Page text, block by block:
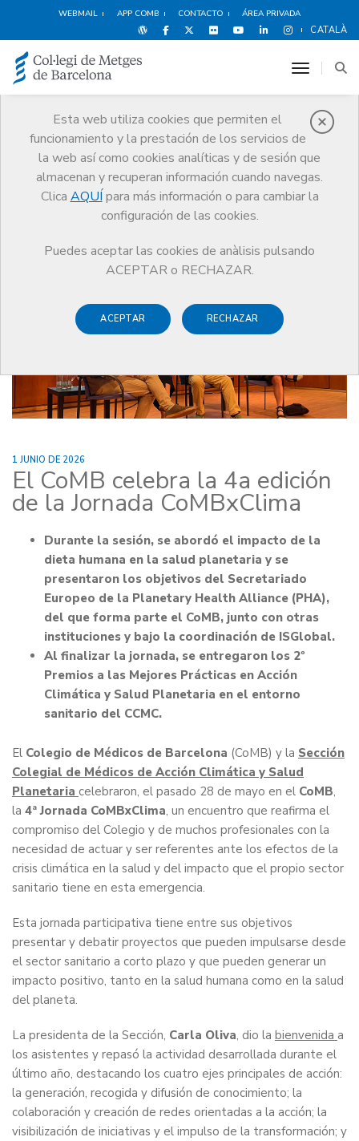
WEBMAIL APP COMB CONTACTO ÁREA PRIVADA
CATALÀ
Esta web utiliza cookies que permiten el
funcionamiento y la prestación de los servicios de
la web así como cookies analíticas y de sesión que
almacenan y recuperan información cuando navegas.
Clica AQUÍ para más información o para cambiar la
configuración de las cookies.
Puedes aceptar las cookies de anàlisis pulsando
ACEPTAR o RECHAZAR.
ACEPTAR RECHAZAR
toggle
Noticias
Comunicación
Noticias
El CoMB celebra la 4a edición de la Jornada CoMBxClima
1 JUNIO DE 2026
El CoMB celebra la 4a edición
de la Jornada CoMBxClima
Durante la sesión, se abordó el impacto de la
dieta humana en la salud planetaria y se
presentaron los objetivos del Secretariado
Europeo de la Planetary Health Alliance (PHA),
del que forma parte el CoMB, junto con otras
instituciones y bajo la coordinación de ISGlobal.
Al finalizar la jornada, se entregaron los 2º
Premios a las Mejores Prácticas en Acción
Climática y Salud Planetaria en el entorno
sanitario del CCMC.
El Colegio de Médicos de Barcelona (CoMB) y la Sección
Colegial de Médicos de Acción Climática y Salud
Planetaria celebraron, el pasado 28 de mayo en el CoMB,
la 4ª Jornada CoMBxClima, un encuentro que reafirma el
compromiso del Colegio y de muchos profesionales con la
necesidad de actuar y ser referentes ante los efectos de la
crisis climática en la salud y del impacto que el propio sector
sanitario tiene en esta emergencia.
Esta jornada participativa tiene entre sus objetivos
presentar y debatir proyectos que pueden impulsarse desde
el sector sanitario a corto plazo y que pueden generar un
impacto positivo, tanto en la salud humana como en la salud
del planeta.
La presidenta de la Sección, Carla Oliva, dio la bienvenida a
los asistentes y repasó la actividad desarrollada durante el
último año, destacando los cuatro ejes principales de acción:
la generación, recogida y difusión de conocimiento; la
colaboración y creación de redes orientadas a la acción; la
visibilización de iniciativas y el impulso de la transformación; y